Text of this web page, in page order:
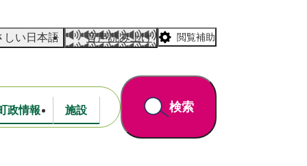
しい日本語 音声読み上げ 閲覧補助
政情報 施設 検索